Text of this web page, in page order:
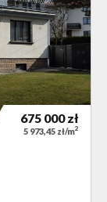
675 000zł
5 973,45 zł/m2